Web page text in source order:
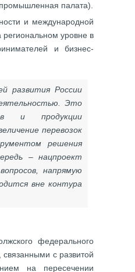
палата).
и международной
региональном уровне в
и бизнес-
развития России
Это
и продукции
перевозок
решения
– нацпроект
напрямую
вне контура
федерального
с развитой
на пересечении